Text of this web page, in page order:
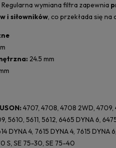
wymiana filtra zapewnia
i siłowników, co przekłada się na
24.5 mm
4707, 4708, 4708 2WD,
5610, 5611, 5612, 6465 DYNA 6,
DYNA 4, 7615 DYNA 4, 7615 DYNA
S, SE 75-30, SE 75-40